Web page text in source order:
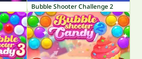
Bubble Shooter Challenge 2